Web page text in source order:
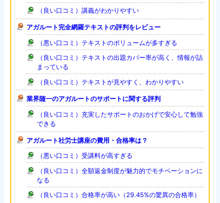
（良い口コミ）講義がわかりやすい
アガルート完全網羅テキストの評判をレビュー
（悪い口コミ）テキストのボリュームが多すぎる
（良い口コミ）テキストの出題カバー率が高く、情報が詰
まっている
（良い口コミ）テキストが見やすく、わかりやすい
業界随一のアガルートのサポートに関する評判
（良い口コミ）充実したサポートのおかげで安心して勉強
できる
アガルート社労士講座の費用・合格率は？
（悪い口コミ）受講料が高すぎる
（良い口コミ）全額返金制度が魅力的でモチベーションに
なる
（良い口コミ）合格率が高い（29.45%の驚異の合格率）